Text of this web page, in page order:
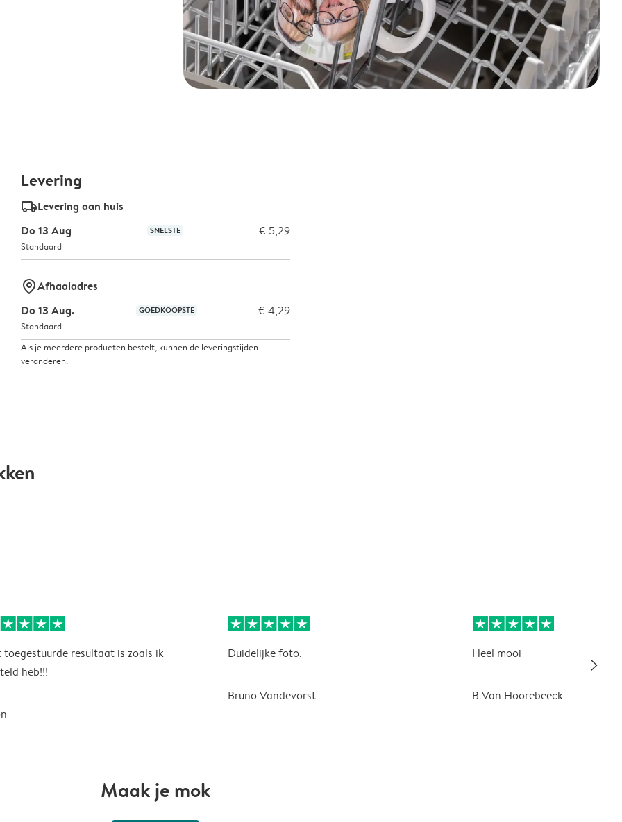
Levering
delivery_standard_v2Levering aan huis
Do 13 Aug
SNELSTE € 5,29
Standaard
marker-pinAfhaaladres
Do 13 Aug.
GOEDKOOPSTE € 4,29
Standaard
Als je meerdere producten bestelt, kunnen de leveringstijden
veranderen.
toegestuurde resultaat is zoals ik
heb!!!
Duidelijke foto.
Bruno Vandevorst
Heel mooi
B Van Hoorebeeck
slim_arrow_right
Maak je mok